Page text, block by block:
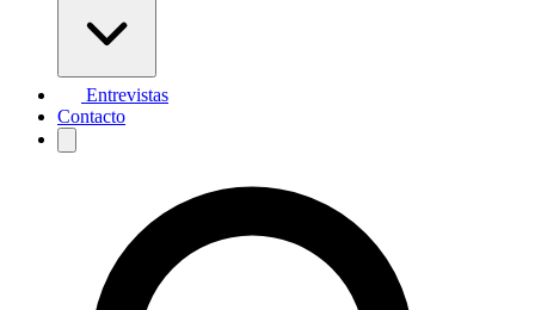
Entrevistas
Contacto